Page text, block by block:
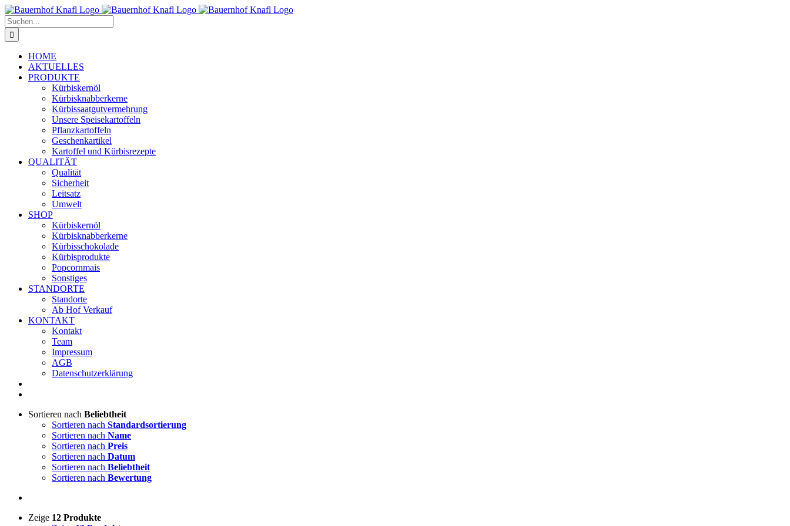
Zum
Inhalt
springen
Suche
nach:
HOME
AKTUELLES
PRODUKTE
Kürbiskernöl
Kürbisknabberkerne
Kürbissaatgutvermehrung
Unsere Speisekartoffeln
Pflanzkartoffeln
Geschenkartikel
Kartoffel und Kürbisrezepte
QUALITÄT
Qualität
Sicherheit
Leitsatz
Umwelt
SHOP
Kürbiskernöl
Kürbisknabberkerne
Kürbisschokolade
Kürbisprodukte
Popcornmais
Sonstiges
STANDORTE
Standorte
Ab Hof Verkauf
KONTAKT
Kontakt
Team
Impressum
AGB
Datenschutzerklärung
Sortieren nach Beliebtheit
Sortieren nach Standardsortierung
Sortieren nach Name
Sortieren nach Preis
Sortieren nach Datum
Sortieren nach Beliebtheit
Sortieren nach Bewertung
Zeige 12 Produkte